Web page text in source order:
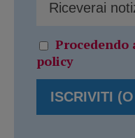
policy